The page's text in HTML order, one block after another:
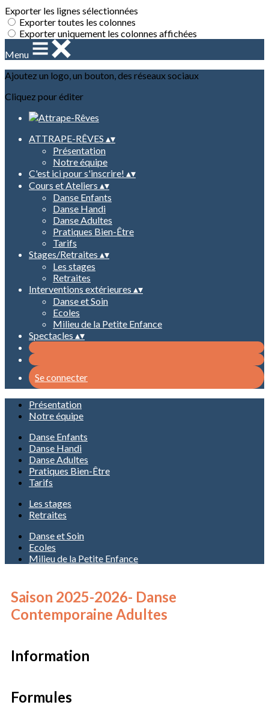
Exporter les lignes sélectionnées
Exporter toutes les colonnes
Exporter uniquement les colonnes affichées
Menu
Ajoutez un logo, un bouton, des réseaux sociaux
Cliquez pour éditer
ATTRAPE-RÊVES ▴▾
Présentation
Notre équipe
C'est ici pour s'inscrire! ▴▾
Cours et Ateliers ▴▾
Danse Enfants
Danse Handi
Danse Adultes
Pratiques Bien-Être
Tarifs
Stages/Retraites ▴▾
Les stages
Retraites
Interventions extérieures ▴▾
Danse et Soin
Ecoles
Milieu de la Petite Enfance
Spectacles ▴▾
Se connecter
Présentation
Notre équipe
Danse Enfants
Danse Handi
Danse Adultes
Pratiques Bien-Être
Tarifs
Les stages
Retraites
Danse et Soin
Ecoles
Milieu de la Petite Enfance
Saison 2025-2026- Danse
Contemporaine Adultes
Information
Formules